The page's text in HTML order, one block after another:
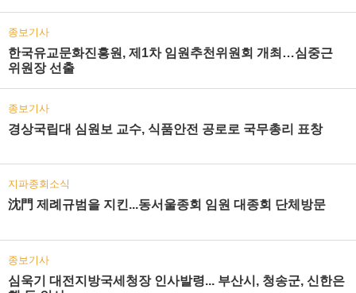
종보기사
한국유교문화진흥원, 제1차 임원추천위원회 개최…심중근
위원장 선출
종보기사
경상국립대 심원보 교수, 식품안전 공로로 국무총리 표창
지파종회소식
沈門 제례규범을 지킨...동서울종회 임원 대종회 단체방문
종보기사
심욱기 대전지방국세청장 인사발령... 부산시, 청송군, 신한은